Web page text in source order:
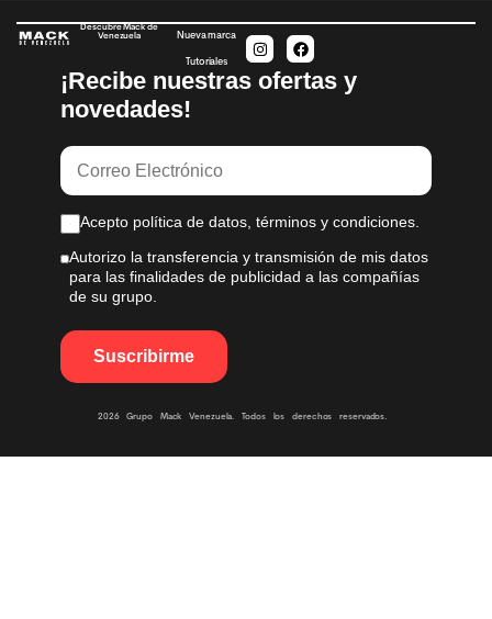
Descubre Mack de
Venezuela
Nueva marca
Tutoriales
¡Recibe nuestras ofertas y
novedades!
Acepto política de datos, términos y condiciones.
Autorizo la transferencia y transmisión de mis datos
para las finalidades de publicidad a las compañías
de su grupo.
2026 Grupo Mack Venezuela. Todos los derechos reservados.